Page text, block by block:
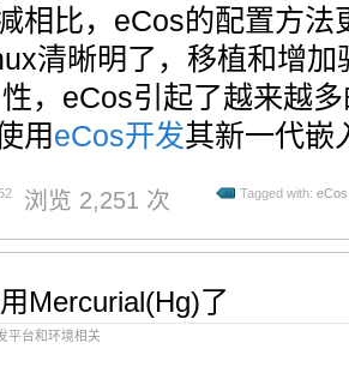
相比，eCos的配置方
清晰明了，移植和增
，eCos引起了越来越
用eCos开发其新一代嵌
浏览 2,251 次 Tagged with: eCos
Mercurial(Hg)了
平台和环境相关